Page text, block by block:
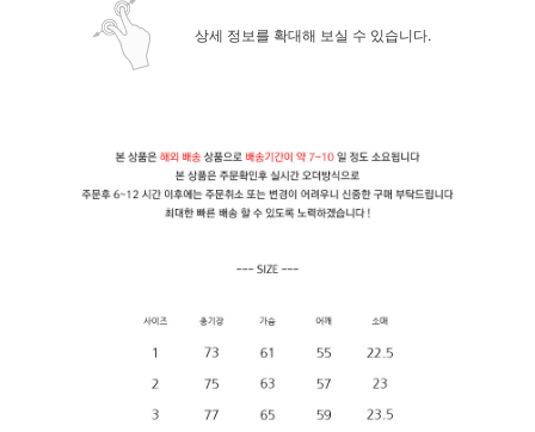
상세 정보를 확대해 보실 수 있습니다.